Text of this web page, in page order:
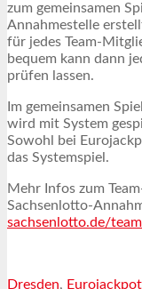
zum gemeinsamen
Annahmestelle
für jedes Team-
bequem kann dann
prüfen lassen.
Im gemeinsamen
wird mit System
Sowohl bei
das Systemspiel.
Mehr Infos zum
Sachsenlotto-
sachsenlotto.de/
Dresden, Eurojackpot